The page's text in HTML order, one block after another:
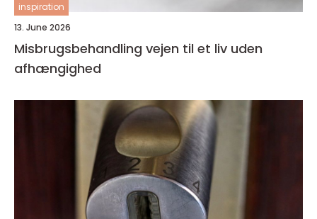
inspiration
13. June 2026
Misbrugsbehandling vejen til et liv uden
afhængighed